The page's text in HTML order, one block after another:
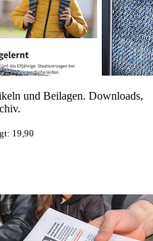
und Beilagen. Downloads,
19,90